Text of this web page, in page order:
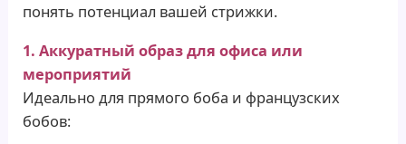
понять потенциал вашей стрижки.
1. Аккуратный образ для офиса или
мероприятий
Идеально для прямого боба и французских
бобов: